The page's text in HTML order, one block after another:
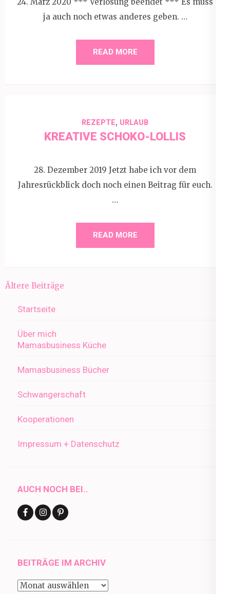
ja auch noch etwas anderes geben. …
READ MORE
REZEPTE, URLAUB
KREATIVE SCHOKO-LOLLIS
28. Dezember 2019 Jetzt habe ich vor dem
Jahresrückblick doch noch einen Beitrag für euch.
…
READ MORE
Beitragsnavigation
Ältere Beiträge
Startseite
Über mich
Mamasbusiness Küche
Mamasbusiness Bücher
Schwangerschaft
Kooperationen
Impressum + Datenschutz
AUCH NOCH BEI..
BEITRÄGE IM ARCHIV
Beiträge